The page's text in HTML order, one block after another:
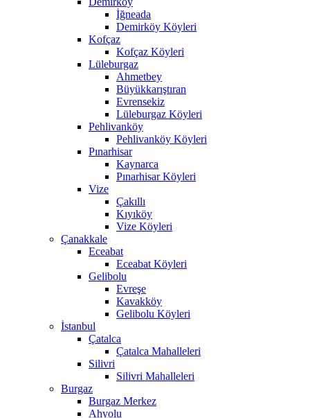
İğneada
Demirköy Köyleri
Kofçaz
Kofçaz Köyleri
Lüleburgaz
Ahmetbey
Büyükkarıştıran
Evrensekiz
Lüleburgaz Köyleri
Pehlivanköy
Pehlivanköy Köyleri
Pınarhisar
Kaynarca
Pınarhisar Köyleri
Vize
Çakıllı
Kıyıköy
Vize Köyleri
Çanakkale
Eceabat
Eceabat Köyleri
Gelibolu
Evreşe
Kavakköy
Gelibolu Köyleri
İstanbul
Çatalca
Çatalca Mahalleleri
Silivri
Silivri Mahalleleri
Burgaz
Burgaz Merkez
Ahyolu